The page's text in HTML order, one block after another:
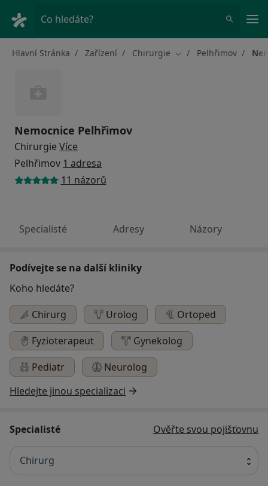
Co hledáte?
Hlavní Stránka Zařízení Chirurgie Změna města
Pelhřimov
Nemocnice Pelhřimov
Chirurgie Více
Pelhřimov 1 adresa
11 názorů
Specialisté Adresy Názory
Podívejte se na další kliniky
Koho hledáte?
Chirurg
Urolog
Ortoped
Fyzioterapeut
Gynekolog
Pediatr
Neurolog
Hledejte jinou specializaci
Specialisté Ověřte svou pojišťovnu
Chirurg